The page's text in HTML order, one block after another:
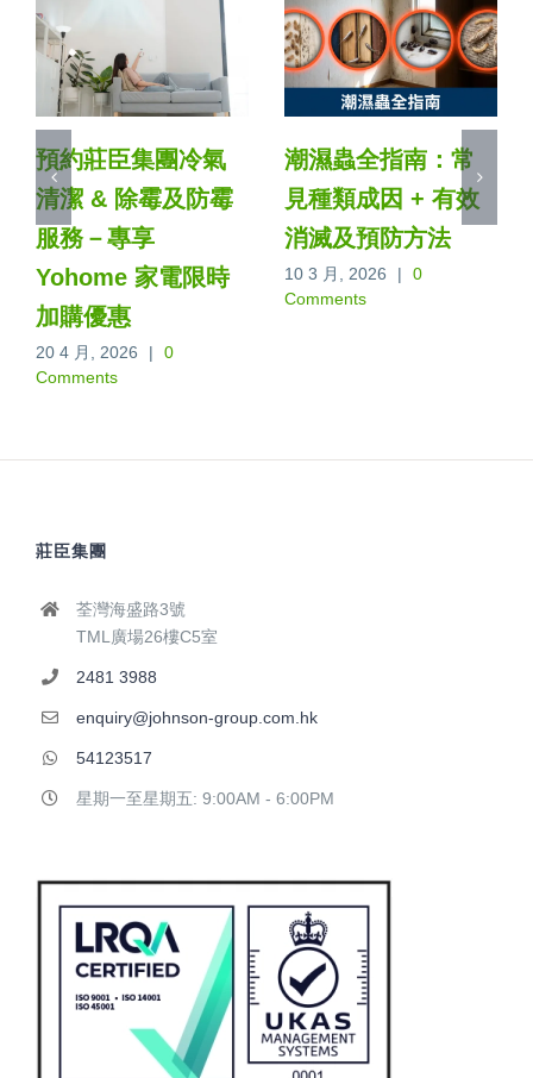
預約莊臣集團冷氣
清潔 & 除霉及防霉
服務－專享
Yohome 家電限時
加購優惠
20 4 月, 2026 |
0
Comments
潮濕蟲全指南：常
見種類成因 + 有效
消滅及預防方法
10 3 月, 2026 |
0
Comments
莊臣集團
荃灣海盛路3號
TML廣場26樓C5室
2481 3988
enquiry@johnson-group.com.hk
54123517
星期一至星期五: 9:00AM - 6:00PM